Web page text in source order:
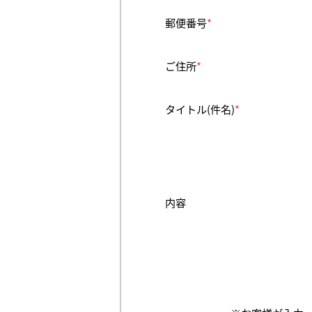
郵便番号*
ご住所*
タイトル(件名)*
内容